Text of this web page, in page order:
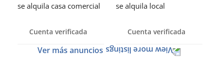
se alquila casa comercial
Cuenta verificada
se alquila local
Cuenta verificada
Ver más anuncios